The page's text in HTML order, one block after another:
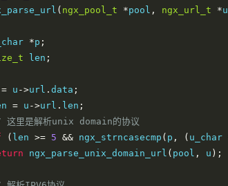
( ngx_pool_t *pool , ngx_url_t *u
*p ;
len ;
= u ->url . data ;
= u ->url . len ;
里是解析unix domain的协议
( len >= 5 && ngx_strncasecmp ( p , ( u_char
ngx_parse_unix_domain_url ( pool , u );